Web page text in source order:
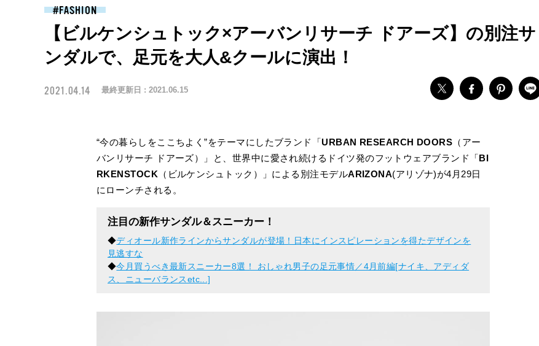
FASHION
【ビルケンシュトック×アーバンリサーチ ドアーズ】の別注サ
ンダルで、足元を大人&クールに演出！
2021.04.14 最終更新日 : 2021.06.15
“今の暮らしをここちよく”をテーマにしたブランド「URBAN RESEARCH DOORS （アー
バンリサーチ ドアーズ）」と、世界中に愛され続けるドイツ発のフットウェアブランド「BI
RKENSTOCK （ビルケンシュトック）」による別注モデルARIZONA(アリゾナ)が4月29日
にローンチされる。
注目の新作サンダル＆スニーカー！
◆ディオール新作ラインからサンダルが登場！日本にインスピレーションを得たデザインを
見逃すな
◆今月買うべき最新スニーカー8選！ おしゃれ男子の足元事情／4月前編[ナイキ、アディダ
ス、ニューバランスetc...]